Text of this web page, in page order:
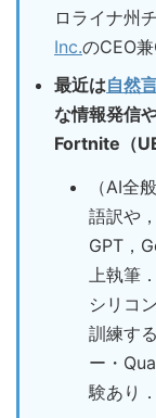
ロライナ州
Inc.のCEO兼
最近は自然
な情報発信
Fortnite（
（AI全
語訳や
GPT，
上執筆
シリコ
訓練す
ー・
験あり．